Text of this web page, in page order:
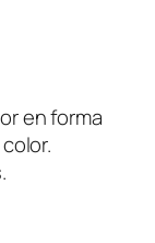
en forma